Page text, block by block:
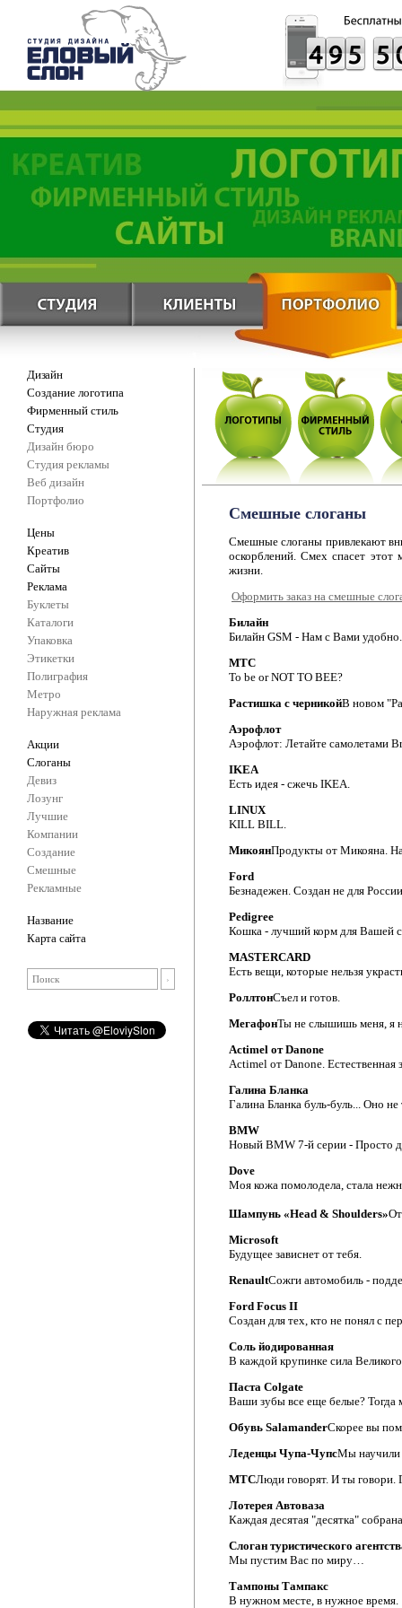
Дизайн
Создание логотипа
Фирменный стиль
Студия
Дизайн бюро
Студия рекламы
Веб дизайн
Портфолио
Цены
Креатив
Сайты
Реклама
Буклеты
Каталоги
Упаковка
Этикетки
Полиграфия
Метро
Наружная реклама
Акции
Слоганы
Девиз
Лозунг
Лучшие
Компании
Создание
Смешные
Рекламные
Название
Карта сайта
Смешные слоганы
Смешные слоганы привлекают
оскорблений. Смех спасет
жизни.
Оформить заказ на смешные
Билайн
Билайн GSM - Нам с Вами
МТС
To be or NOT TO BEE?
Растишка с черникойВ новом
Аэрофлот
Аэрофлот: Летайте самолетами
IKEA
Есть идея - сжечь IKEA.
LINUX
KILL BILL.
МикоянПродукты от Микояна.
Ford
Безнадежен. Создан не для
Pedigree
Кошка - лучший корм для Вашей
MASTERCARD
Есть вещи, которые нельзя
РоллтонСъел и готов.
МегафонТы не слышишь меня, я
Actimel от Danone
Actimel от Danone.
Галина Бланка
Галина Бланка буль-буль... Оно не
BMW
Новый BMW 7-й серии - Просто
Dove
Моя кожа помолодела, стала
Шампунь «Head & Shoulders»
Microsoft
Будущее зависнет от тебя.
RenaultСожги автомобиль -
Ford Focus II
Создан для тех, кто не понял с
Соль йодированная
В каждой крупинке сила
Паста Colgate
Ваши зубы все еще белые? Тогда
Обувь SalamanderСкорее вы
Леденцы Чупа-ЧупсМы научили
МТСЛюди говорят. И ты говори.
Лотерея Автоваза
Каждая десятая "десятка"
Слоган туристического
Мы пустим Вас по миру…
Тампоны Тампакс
В нужном месте, в нужное время.